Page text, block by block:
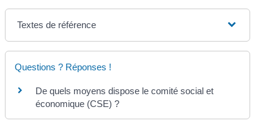
Textes de référence
Questions ? Réponses !
De quels moyens dispose le comité social et
économique (CSE) ?